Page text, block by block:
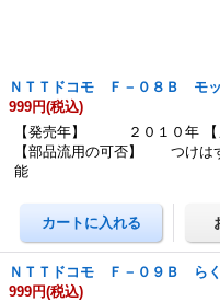
ＮＴＴドコモ Ｆ－０８Ｂ モ
999円(税込)
【発売年】 ２０１０年 【
【部品流用の可否】 つけは
能
ＮＴＴドコモ Ｆ－０９Ｂ ら
999円(税込)